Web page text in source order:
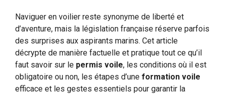
Naviguer en voilier reste synonyme de liberté et
d’aventure, mais la législation française réserve parfois
des surprises aux aspirants marins. Cet article
décrypte de manière factuelle et pratique tout ce qu’il
faut savoir sur le permis voile, les conditions où il est
obligatoire ou non, les étapes d’une formation voile
efficace et les gestes essentiels pour garantir la